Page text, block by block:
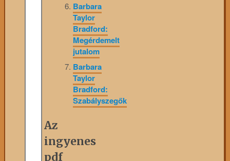
Barbara
Taylor
Bradford:
Megérdemelt
jutalom
Barbara
Taylor
Bradford:
Szabályszegők
Az
ingyenes
pdf